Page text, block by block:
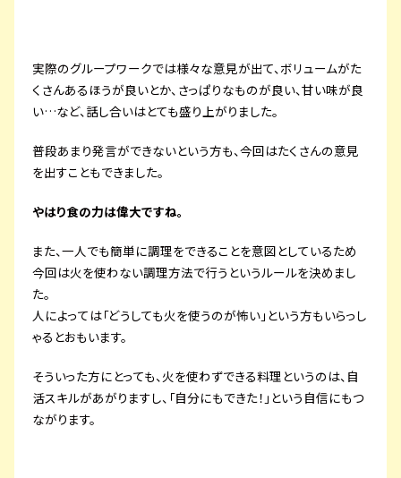
実際のグループワークでは様々な意見が出て、ボリュームがた
くさんあるほうが良いとか、さっぱりなものが良い、甘い味が良
い…など、話し合いはとても盛り上がりました。
普段あまり発言ができないという方も、今回はたくさんの意見
を出すこともできました。
やはり食の力は偉大ですね。
また、一人でも簡単に調理をできることを意図としているため
今回は火を使わない調理方法で行うというルールを決めまし
た。
人によっては「どうしても火を使うのが怖い」という方もいらっし
ゃるとおもいます。
そういった方にとっても、火を使わずできる料理というのは、自
活スキルがあがりますし、「自分にもできた！」という自信にもつ
ながります。